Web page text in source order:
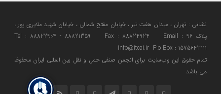
نشانی : تهران ، میدان هفت تیر ، خیابان مفتح شمالی ، خیابان شهید ملایری پور ،
پلاک 96 Tel : 88822904 - 88821359 Fax : 88824924 Email :
info@itcai.ir P.o Box : 1575643111
تمام حقوق اين وب‌سايت برای انجمن صنفی حمل و نقل بین المللی ایران محفوظ
می باشد